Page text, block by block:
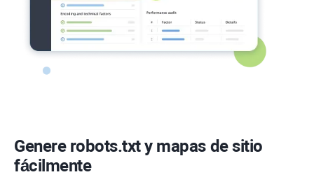
Genere robots.txt y mapas de sitio
fácilmente